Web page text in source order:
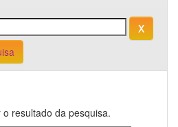
resultado da pesquisa.